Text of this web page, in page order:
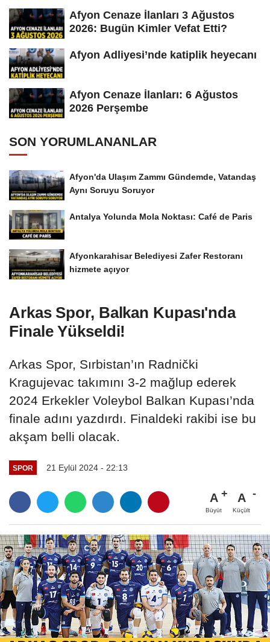
Afyon Cenaze İlanları 3 Ağustos
2026: Bugün Kimler Vefat Etti?
Afyon Adliyesi’nde katiplik heyecanı
Afyon Cenaze İlanları: 6 Ağustos
2026 Perşembe
SON YORUMLANANLAR
Afyon'da Ulaşım Zammı Gündemde, Vatandaş
Aynı Soruyu Soruyor
Antalya Yolunda Mola Noktası: Café de Paris
Afyonkarahisar Belediyesi Zafer Restoranı
hizmete açıyor
Arkas Spor, Balkan Kupası'nda
Finale Yükseldi!
Arkas Spor, Sırbistan’ın Radnički
Kragujevac takımını 3-2 mağlup ederek
2024 Erkekler Voleybol Balkan Kupası’nda
finale adını yazdırdı. Finaldeki rakibi ise bu
akşam belli olacak.
SPOR 21 Eylül 2024 - 22:13
A
Büyüt
A
Küçült